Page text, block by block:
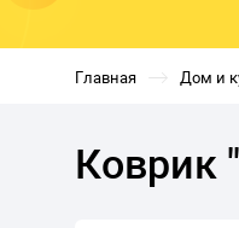
Главная Дом и
Коврик